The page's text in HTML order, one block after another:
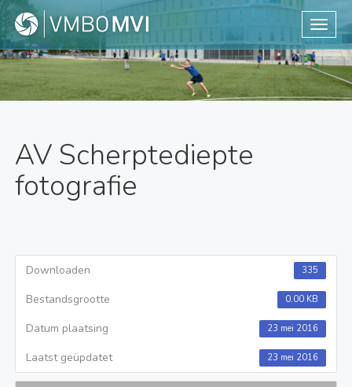
AV Scherptediepte
fotografie
Downloaden 335
Bestandsgrootte 0.00 KB
Datum plaatsing 23 mei 2016
Laatst geüpdatet 23 mei 2016